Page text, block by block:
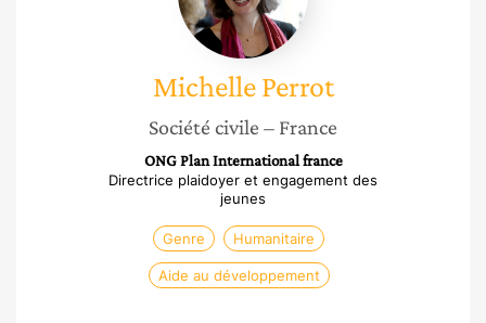
Michelle Perrot
Société civile – France
ONG Plan International france
Directrice plaidoyer et engagement des
jeunes
Genre Humanitaire
Aide au développement